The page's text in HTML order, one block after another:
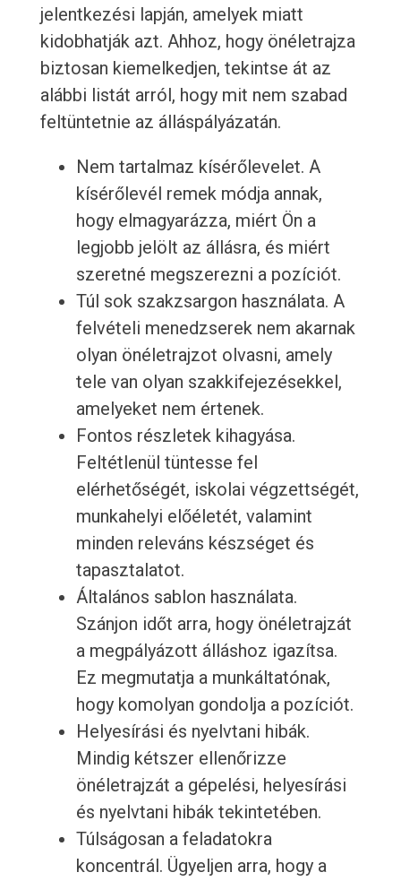
jelentkezési lapján, amelyek miatt
kidobhatják azt. Ahhoz, hogy önéletrajza
biztosan kiemelkedjen, tekintse át az
alábbi listát arról, hogy mit nem szabad
feltüntetnie az álláspályázatán.
Nem tartalmaz kísérőlevelet. A
kísérőlevél remek módja annak,
hogy elmagyarázza, miért Ön a
legjobb jelölt az állásra, és miért
szeretné megszerezni a pozíciót.
Túl sok szakzsargon használata. A
felvételi menedzserek nem akarnak
olyan önéletrajzot olvasni, amely
tele van olyan szakkifejezésekkel,
amelyeket nem értenek.
Fontos részletek kihagyása.
Feltétlenül tüntesse fel
elérhetőségét, iskolai végzettségét,
munkahelyi előéletét, valamint
minden releváns készséget és
tapasztalatot.
Általános sablon használata.
Szánjon időt arra, hogy önéletrajzát
a megpályázott álláshoz igazítsa.
Ez megmutatja a munkáltatónak,
hogy komolyan gondolja a pozíciót.
Helyesírási és nyelvtani hibák.
Mindig kétszer ellenőrizze
önéletrajzát a gépelési, helyesírási
és nyelvtani hibák tekintetében.
Túlságosan a feladatokra
koncentrál. Ügyeljen arra, hogy a